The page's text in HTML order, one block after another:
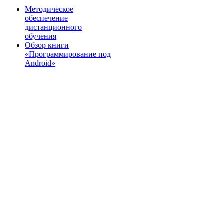
Методическое
обеспечение
дистанционного
обучения
Обзор книги
«Программирование под
Android»